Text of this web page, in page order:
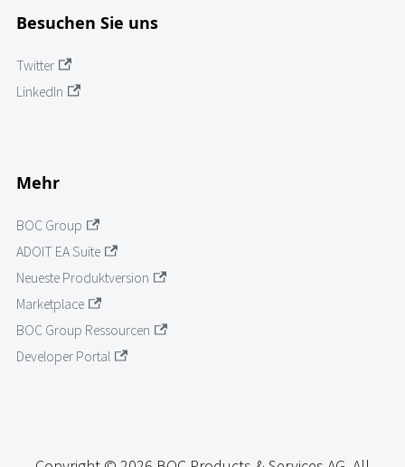
Besuchen Sie uns
Twitter
LinkedIn
Mehr
BOC Group
ADOIT EA Suite
Neueste Produktversion
Marketplace
BOC Group Ressourcen
Developer Portal